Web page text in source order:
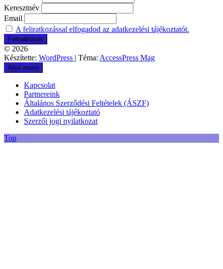
Keresztnév
Email
A feliratkozással elfogadod az adatkezelési tájékoztatót.
© 2026
Készítette: WordPress | Téma: AccessPress Mag
Alsó menü
Kapcsolat
Partnereink
Általános Szerződési Feltételek (ÁSZF)
Adatkezelési tájékoztató
Szerzői jogi nyilatkozat
Top